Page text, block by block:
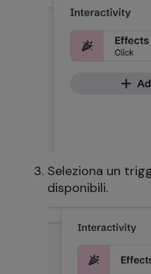
Seleziona un
disponibili.